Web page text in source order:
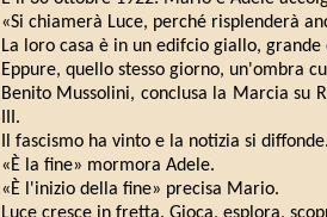
«Si chiamerà Luce, perché risplenderà
La loro casa è in un edifcio giallo, grande
Eppure, quello stesso giorno, un'ombra
Benito Mussolini, conclusa la Marcia su
III.
Il fascismo ha vinto e la notizia si diffonde.
«È la fine» mormora Adele.
«È l'inizio della fine» precisa Mario.